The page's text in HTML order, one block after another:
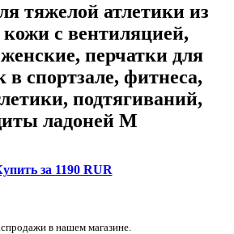
тяжелой атлетики из
кожи с вентиляцией,
перчатки для
в спортзале, фитнеса,
подтягиваний,
ладоней M
за 1190 RUR
в нашем магазине.